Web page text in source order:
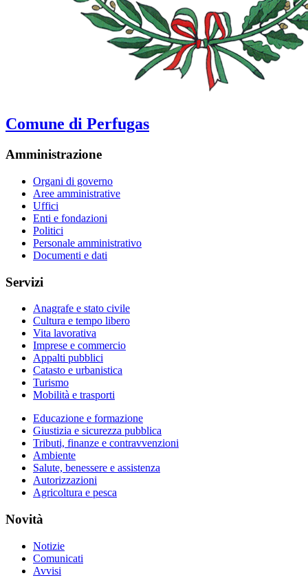
Comune di Perfugas
Amministrazione
Organi di governo
Aree amministrative
Uffici
Enti e fondazioni
Politici
Personale amministrativo
Documenti e dati
Servizi
Anagrafe e stato civile
Cultura e tempo libero
Vita lavorativa
Imprese e commercio
Appalti pubblici
Catasto e urbanistica
Turismo
Mobilità e trasporti
Educazione e formazione
Giustizia e sicurezza pubblica
Tributi, finanze e contravvenzioni
Ambiente
Salute, benessere e assistenza
Autorizzazioni
Agricoltura e pesca
Novità
Notizie
Comunicati
Avvisi